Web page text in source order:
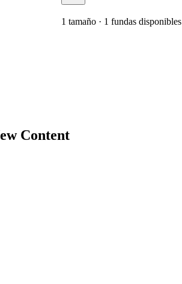
1 tamaño · 1 fundas disponibles
Content